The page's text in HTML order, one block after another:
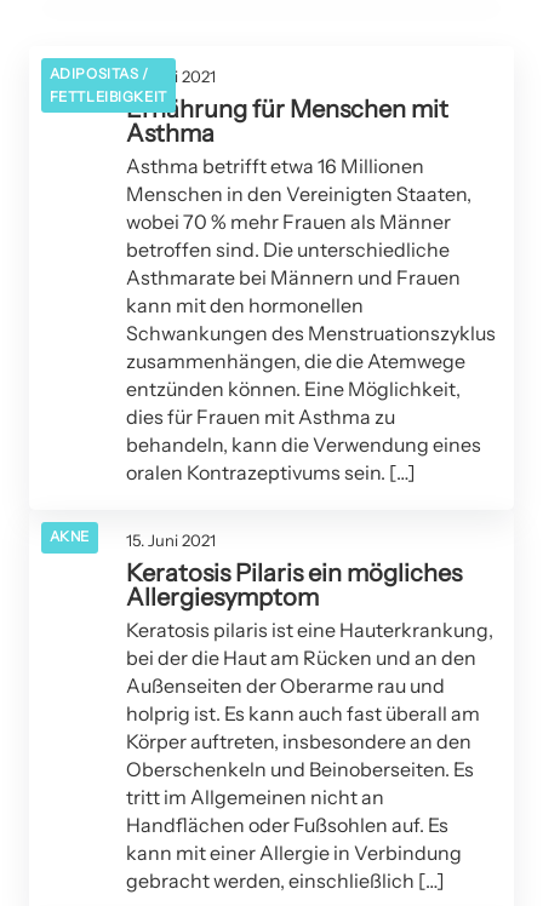
ADIPOSITAS /
FETTLEIBIGKEIT
16. Juni 2021
Ernährung für Menschen mit
Asthma
Asthma betrifft etwa 16 Millionen
Menschen in den Vereinigten Staaten,
wobei 70 % mehr Frauen als Männer
betroffen sind. Die unterschiedliche
Asthmarate bei Männern und Frauen
kann mit den hormonellen
Schwankungen des Menstruationszyklus
zusammenhängen, die die Atemwege
entzünden können. Eine Möglichkeit,
dies für Frauen mit Asthma zu
behandeln, kann die Verwendung eines
oralen Kontrazeptivums sein. […]
AKNE 15. Juni 2021
Keratosis Pilaris ein mögliches
Allergiesymptom
Keratosis pilaris ist eine Hauterkrankung,
bei der die Haut am Rücken und an den
Außenseiten der Oberarme rau und
holprig ist. Es kann auch fast überall am
Körper auftreten, insbesondere an den
Oberschenkeln und Beinoberseiten. Es
tritt im Allgemeinen nicht an
Handflächen oder Fußsohlen auf. Es
kann mit einer Allergie in Verbindung
gebracht werden, einschließlich […]